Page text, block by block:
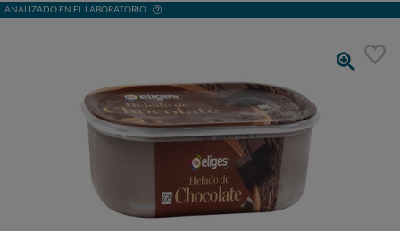
ANALIZADO EN EL LABORATORIO